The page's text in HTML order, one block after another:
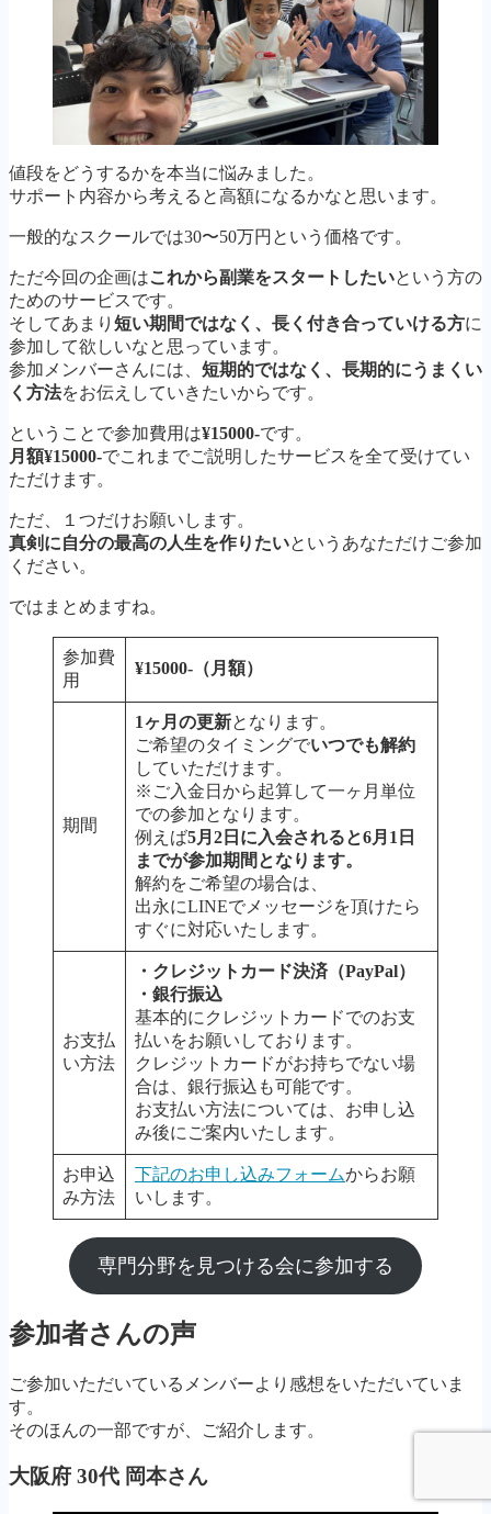
値段をどうするかを本当に悩みました。
サポート内容から考えると高額になるかなと思います。
一般的なスクールでは30〜50万円という価格です。
ただ今回の企画はこれから副業をスタートしたいという方の
ためのサービスです。
そしてあまり 短い期間ではなく、長く付き合っていける方に
参加して欲しいなと思っています。
参加メンバーさんには、 短期的ではなく、長期的にうまくい
く方法をお伝えしていきたいからです。
ということで参加費用は¥15000-です。
月額¥15000-でこれまでご説明したサービスを全て受けてい
ただけます。
ただ、１つだけお願いします。
真剣に自分の最高の人生を作りたいというあなただけご参加
ください。
ではまとめますね。
参加費
用
¥15000-（月額）
期間
1ヶ月の更新となります。
ご希望のタイミングでいつでも解約
していただけます。
※ご入金日から起算して一ヶ月単位
での参加となります。
例えば5月2日に入会されると6月1日
までが参加期間となります。
解約をご希望の場合は、
出永にLINEでメッセージを頂けたら
すぐに対応いたします。
お支払
い方法
・クレジットカード決済（PayPal）
・銀行振込
基本的にクレジットカードでのお支
払いをお願いしております。
クレジットカードがお持ちでない場
合は、銀行振込も可能です。
お支払い方法については、お申し込
み後にご案内いたします。
お申込
み方法
下記のお申し込みフォームからお願
いします。
専門分野を見つける会に参加する
参加者さんの声
ご参加いただいているメンバーより感想をいただいていま
す。
そのほんの一部ですが、ご紹介します。
大阪府 30代 岡本さん